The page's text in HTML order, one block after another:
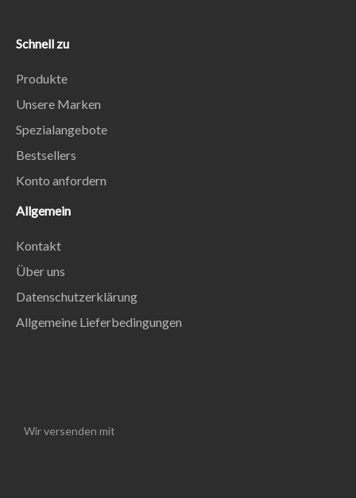
Schnell zu
Produkte
Unsere Marken
Spezialangebote
Bestsellers
Konto anfordern
Allgemein
Kontakt
Über uns
Datenschutzerklärung
Allgemeine Lieferbedingungen
Wir versenden mit